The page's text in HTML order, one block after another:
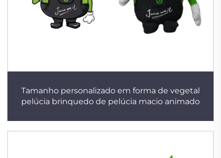
Tamanho personalizado em forma de vegetal
pelúcia brinquedo de pelúcia macio animado